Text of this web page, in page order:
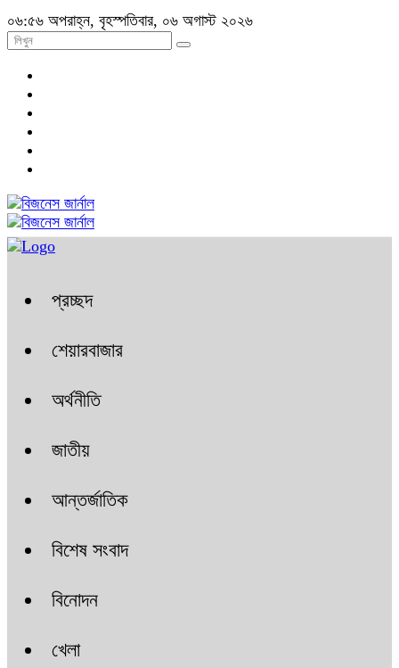
০৬:৫৬ অপরাহ্ন, বৃহস্পতিবার, ০৬ অগাস্ট ২০২৬
প্রচ্ছদ
শেয়ারবাজার
অর্থনীতি
জাতীয়
আন্তর্জাতিক
বিশেষ সংবাদ
বিনোদন
খেলা